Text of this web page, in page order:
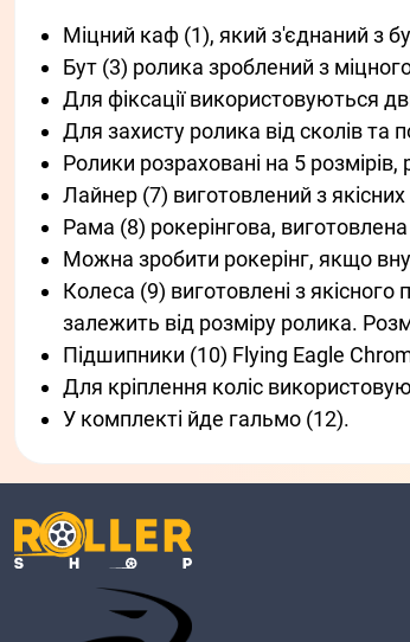
Міцний каф (1), який з'єднаний з
Бут (3) ролика зроблений з
Для фіксації використовуються
Для захисту ролика від сколів та
Ролики розраховані на 5
Лайнер (7) виготовлений з
Рама (8) рокерінгова,
Можна зробити рокерінг, якщо
Колеса (9) виготовлені з
залежить від розміру ролика.
Підшипники (10) Flying Eagle
Для кріплення коліс
У комплекті йде гальмо (12).